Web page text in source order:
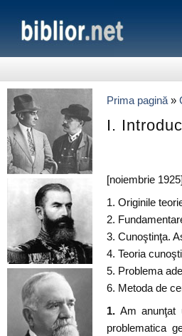
Prima pagină »
I.
[noiembrie 1925]
1. Originile
2.
3. Cunoştinţa.
4. Teoria
5. Problema
6. Metoda de
1. Am anunţat
problematica